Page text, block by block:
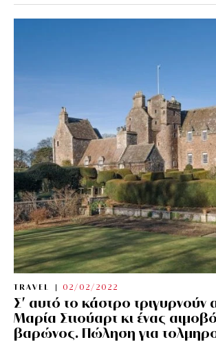
TRAVEL 02/02/2022
Σ’ αυτό το κάστρο τριγυρνούν
Μαρία Στιούαρτ κι ένας
βαρώνος. Πώληση για